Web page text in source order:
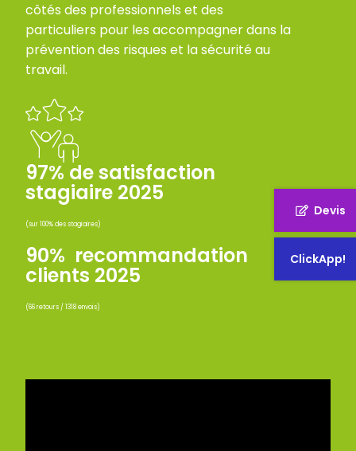
Devis
ClickApp!
côtés des professionnels et des
particuliers pour les accompagner dans la
prévention des risques et la sécurité au
travail.
97% de satisfaction
stagiaire 2025
(sur 100% des stagiaires)
90% recommandation
clients 2025
(66 retours / 1318 envois)